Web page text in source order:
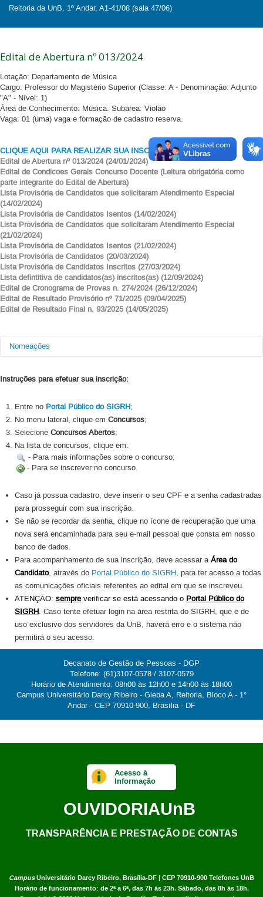
2020
2019
Reitoria da UnB, 1º Andar, A1-41/08 (sala 47/06)
Edital de Abertura nº 013/2024
Lotação: Departamento de Música
Cargo: Professor do Magistério Superior (Classe: A - Denominação: Adjunto
"A" - Nível: 1)
Área de Conhecimento: Música. Subárea: Violão
Vaga: 01 (uma) vaga e formação de cadastro reserva.
CLIQUE AQUI PARA REALIZAR SUA INSCRIÇÃO (SIGRH)
Edital de Abertura nº 013/2024 (24/01/2024)
Edital de Condicoes Gerais Concurso Docente (Leitura obrigatória como
parte integrante do Edital de Abertura)
Lista Provisória de Candidatos que solicitaram Atendimento Especial
(14/02/2024)
Lista Provisória de Candidatos Isentos (14/02/2024)
Lista Provisória de Candidatos que solicitaram Atendimento Especial
(21/02/2024)
Lista Provisória de Candidatos Isentos (21/02/2024)
Lista Provisória de Candidatos (20/03/2024)
Lista Provisória de Candidatos Inscritos (27/03/2024)
Lista defintitiva de candidatos(as) inscritos(as) (12/09/2024)
Edital de Cronograma de Provas n. 274/2024 (26/12/2024)
Edital de Resultado Provisório nº 71/2025 (09/04/2025)
Edital de Resultado Final n. 93/2025 (14/05/2025)
Nomeações
Jorge Luiz de Oliveira
Junior
Instruções para efetuar sua inscrição:
Entre no Portal Público do SIGRH;
No menu lateral, clique em Concursos;
Selecione Concursos Abertos;
Na lista de concursos, clique em:
- Para mais informações sobre o concurso;
- Para se inscrever no concurso.
Caso já possua cadastro, deve inserir o seu CPF e a senha cadastradas
para prosseguir com sua inscrição.
Se não se recordar da senha, clique no ícone de recuperação que uma
nova será encaminhada para seu e-mail pessoal que consta em nosso
banco de dados.
Para acompanhamento de sua inscrição, deve acessar aÁrea do
Candidato, através do Portal Público do SIGRH, para ter acesso a todas
as comunicações oficiais referentes ao edital em que se inscreveu.
ATENÇÃO: sempreverificar se está acessando o Portal Público do
SIGRH. Caso tente efetuar login na área restrita do SIGRH, que é de
uso exclusivo dos servidores da UnB, haverá erro e o sistema não
permitirá o seu acesso.
Decanato de Gestão de Pessoas - DGP
Telefone: (61)3107-0578 / 3107-0579
Horário de Atendimento: 08h00 às 12h00 e 14h00 às 18h00
Campus Universitário Darcy Ribeiro - Gleba A, Reitoria, Bloco A - 1°
Andar - CEP 70910-900, Brasília - DF
CampusUniversitário Darcy Ribeiro, Brasília-DF | CEP 70910-900 Telefones UnB
Horário de funcionamento: de 2ª a 6ª, das 7h às 23h. Sábado, das 8h às 18h.
Acesso à
Informação
OUVIDORIAUnB
TRANSPARÊNCIA E PRESTAÇÃO DE CONTAS